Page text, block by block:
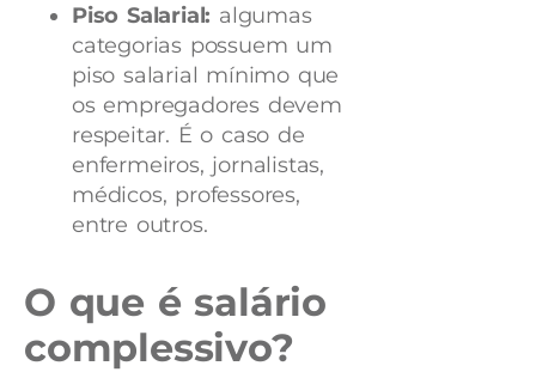
Piso Salarial: algumas
categorias possuem um
piso salarial mínimo que
os empregadores devem
respeitar. É o caso de
enfermeiros, jornalistas,
médicos, professores,
entre outros.
O que é salário
complessivo?